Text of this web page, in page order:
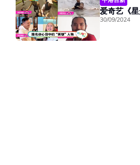
爱奇艺《
30/09/2024